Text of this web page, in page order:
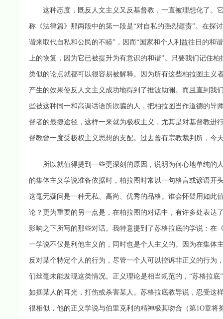
这种态度，既反人文主义又反基督教，一直被理想化了。
称《法律篇》那两段中的第一段是“对自私的强烈谴责”。在探
谐来取代自私和公民的不睦”，因而“国家和个人利益往日的
上的恢复，因为它已被提升为有意识的和谐”。只要我们记住
类似的论点就都可以很容易被解释。因为所有这些柏拉图主义
产生的效果使反人文主义成功地得到了推波助澜。而且直到
些被这种同一和高调话语所欺骗的人，把柏拉图当作道德的导
督者的最捷途径，这样一来就为极权主义，尤其是对基督教进
督教曾一度受极权主义思想的支配。过去曾有宗教裁判所，今
所以就值得提到一些更深刻的原因，说明为何心地单纯的
的集体主义学说准备依据时，柏拉图时常以一句格言或谚语开
这毫无疑问是一种无私、高尚、优秀的品格。谁会怀疑用如此
论？更为重要的另一点是，在柏拉图的对话中，有许多处表达
影响之下所写的那些对话。我特意提到了苏格拉底的学说：在
一学说不仅是利他主义的，同时也是个人主义的。因为在集体
反对某个特定个人的行为，尽管一个人可以控诉非正义的行
们丝毫未能发现这类情况。正义理论是相当规范的，“苏格拉
如掴某人的耳光，打伤或杀害某人。苏格拉底教导说，忍受这
很相似，他的正义学说与伯里克利的精神极其吻合（第1O章将